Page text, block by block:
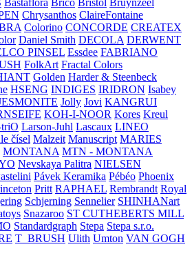
Bastaflora Brico Bristol Bruynzeel
Chrysanthos ClaireFontaine
Colorino CONCORDE CREATEX
Daniel Smith DECOLA DERWENT
PINSEL Essdee FABRIANO
FolkArt Fractal Colors
Golden Harder & Steenbeck
HSENG INDIGES IRIDRON Isabey
Jolly Jovi KANGRUI
KOH-I-NOOR Kores Kreul
Larson-Juhl Lascaux LINEO
čísel Malzeit Manuscript MARIES
MONTANA MTN - MONTANA
Nevskaya Palitra NIELSEN
Pávek Keramika Pébéo Phoenix
Pritt RAPHAEL Rembrandt Royal
Schjerning Sennelier SHINHANart
Snazaroo ST CUTHEBERTS MILL
Standardgraph Stepa Stepa s.r.o.
T_BRUSH Ulith Umton VAN GOGH